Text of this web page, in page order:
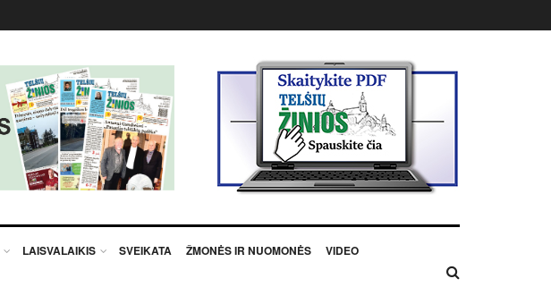
LAISVALAIKIS SVEIKATA ŽMONĖS IR NUOMONĖS VIDEO